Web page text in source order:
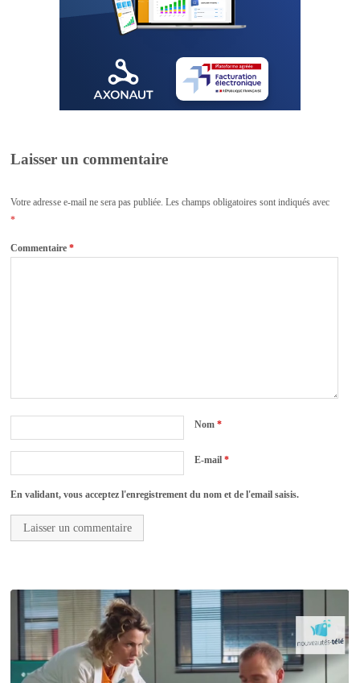
Laisser un commentaire
Votre adresse e-mail ne sera pas publiée. Les champs obligatoires sont indiqués avec
*
Commentaire*
Nom*
E-mail*
En validant, vous acceptez l'enregistrement du nom et de l'email saisis.